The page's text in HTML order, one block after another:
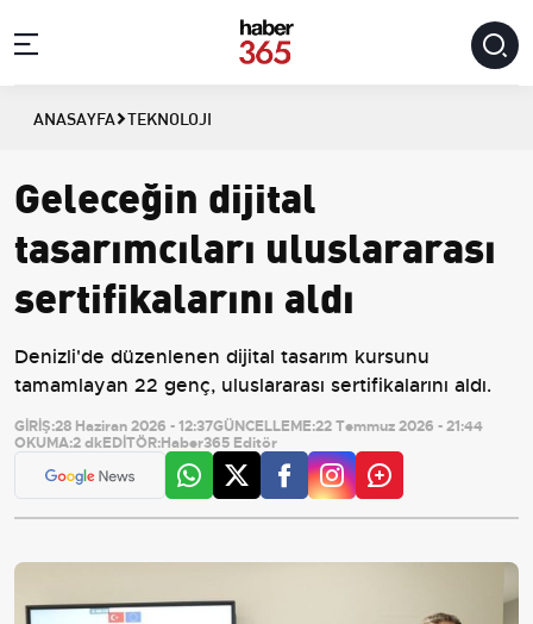
ANASAYFA TEKNOLOJI
Geleceğin dijital
tasarımcıları uluslararası
sertifikalarını aldı
Denizli'de düzenlenen dijital tasarım kursunu
tamamlayan 22 genç, uluslararası sertifikalarını aldı.
GİRİŞ:28 Haziran 2026 - 12:37GÜNCELLEME:22 Temmuz 2026 - 21:44
OKUMA:2 dkEDİTÖR:Haber365 Editör